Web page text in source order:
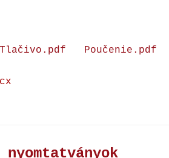
Tlačivo.​pdf
Poučenie.pdf